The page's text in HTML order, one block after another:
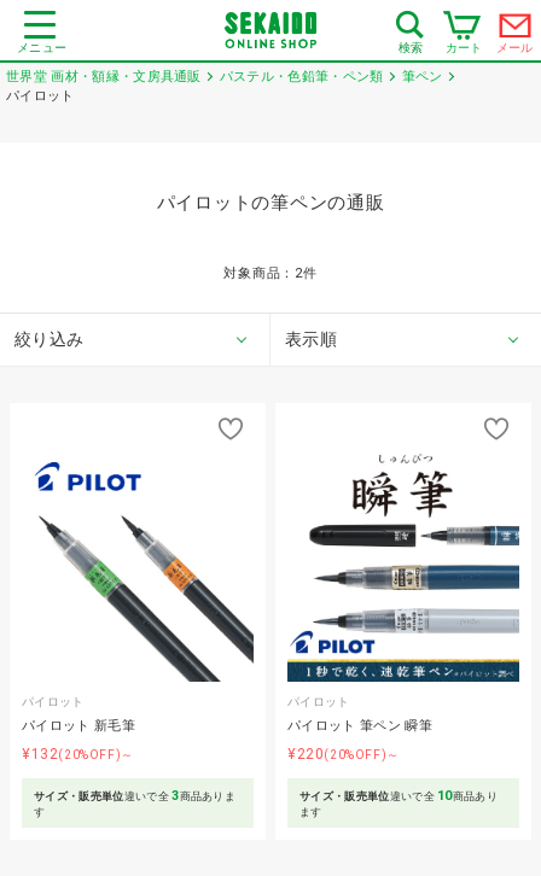
メニュー 検索 カート メール
世界堂 画材・額縁・文房具通販 パステル・色鉛筆・ペン類
筆ペン
パイロット
パイロットの筆ペンの通販
対象商品： 2件
絞り込み 表示順
パイロット
パイロット 新毛筆
¥132(20%OFF)～
サイズ・販売単位違いで全3商品ありま
す
パイロット
パイロット 筆ペン 瞬筆
¥220(20%OFF)～
サイズ・販売単位違いで全 10商品あり
ます